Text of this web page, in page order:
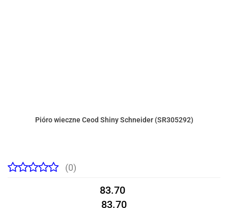
Pióro wieczne Ceod Shiny Schneider (SR305292)
(0)
83.70
83.70